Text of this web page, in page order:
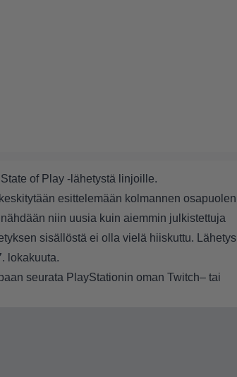
of Play -lähetystä linjoille.
esittelemään kolmannen osapuolen
niin uusia kuin aiemmin julkistettuja
sisällöstä ei olla vielä hiiskuttu. Lähetys
lokakuuta.
seurata PlayStationin oman Twitch– tai